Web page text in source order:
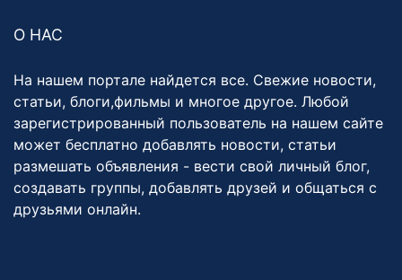
О НАС
На нашем портале найдется все. Свежие новости,
статьи, блоги,фильмы и многое другое. Любой
зарегистрированный пользователь на нашем сайте
может бесплатно добавлять новости, статьи
размешать объявления - вести свой личный блог,
создавать группы, добавлять друзей и общаться с
друзьями онлайн.